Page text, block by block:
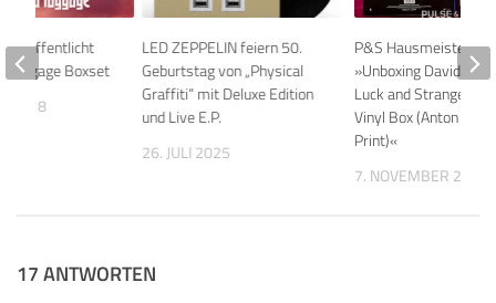
LED ZEPPELIN feiern 50.
Geburtstag von „Physical
Graffiti“ mit Deluxe Edition
und Live E.P.
26. JULI 2025
P&S Hausmeister
»Unboxing David
Luck and Strange,
Vinyl Box (Anton
Print)«
7. NOVEMBER 2024
veröffentlicht
Luggage Boxset
2018
17 ANTWORTEN